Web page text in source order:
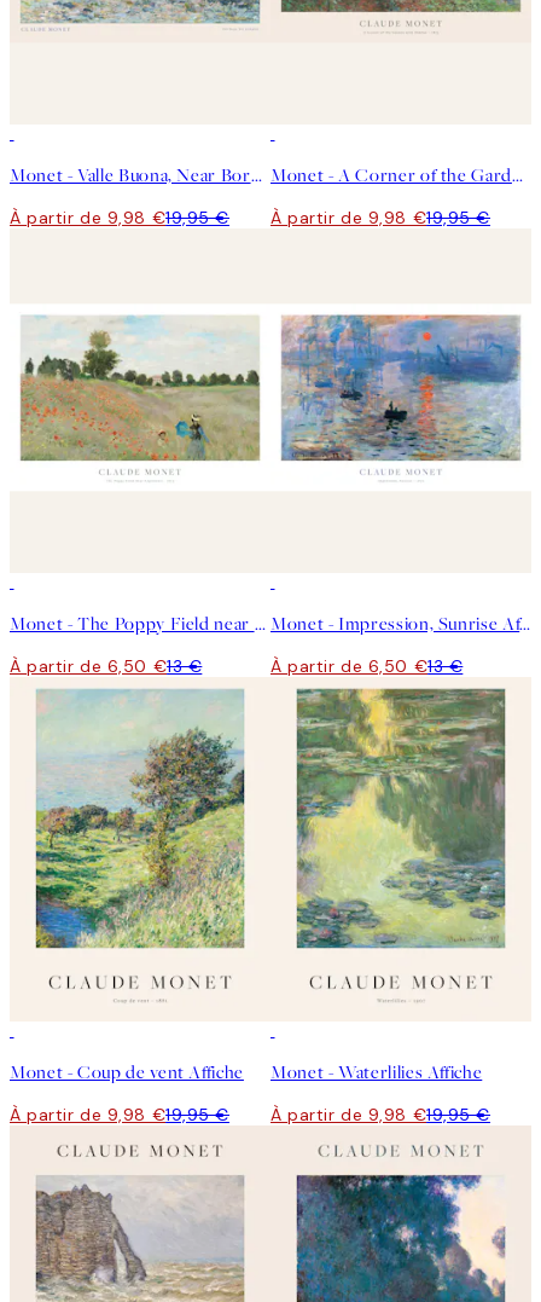
Monet - Valle Buona, Near Bordighera Landscape Affiche
À partir de 9,98 €19,95 €
Monet - A Corner of the Garden with Dahlias Affiche
À partir de 9,98 €19,95 €
Monet - The Poppy Field near Argenteuil Affiche
À partir de 6,50 €13 €
Monet - Impression, Sunrise Affiche
À partir de 6,50 €13 €
Monet - Coup de vent Affiche
À partir de 9,98 €19,95 €
Monet - Waterlilies Affiche
À partir de 9,98 €19,95 €